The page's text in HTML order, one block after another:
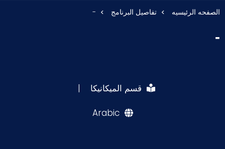
الصفحه الرئيسيه تفاصيل البرنامج -
-
قسم الميكانيكا |
Arabic